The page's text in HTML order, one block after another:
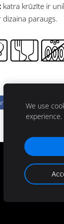
katra krūzīte ir
dizaina paraugs.
Post
We use
experience.